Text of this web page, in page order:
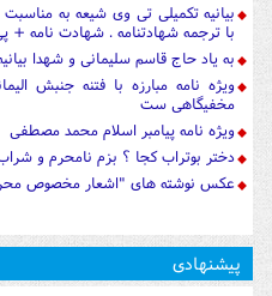
بیانیه تکمیلی تی وی شیعه به
با ترجمه شهادتنامه . شهادت نامه
به یاد حاج قاسم سلیمانی و شهدا
ویژه نامه مبارزه با فتنه جنبش
مخفیگاهی ست
ویژه نامه پیامبر اسلام محمد مصطفی
دختر بوتراب کجا ؟ بزم نامحرم و
عکس نوشته های "اشعار مخصوص
پیشنهادی